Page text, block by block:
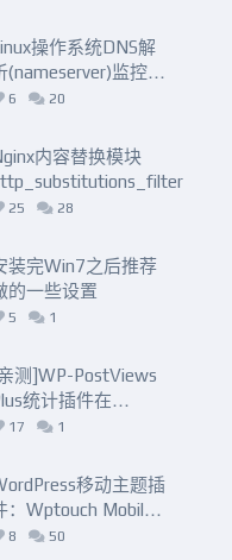
操作系统DNS解
(nameserver)监控脚
6 20
内容替换模块
实用案例分享
25 28
装完Win7之后推荐
的一些设置
5 1
测]WP-PostViews
统计插件在
主题下的
17 1
移动主题插
：Wptouch Mobile
v3.34汉化版
8 50